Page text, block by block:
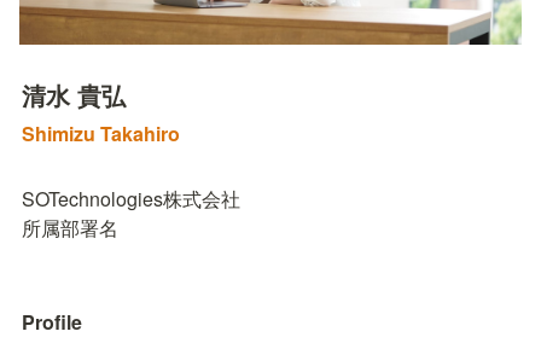
清水 貴弘
Shimizu Takahiro
SOTechnologies株式会社
所属部署名
Profile